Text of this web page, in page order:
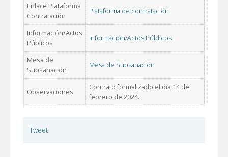
Enlace Plataforma
Contratación
Plataforma de contratación
Información/Actos
Públicos
Información/Actos Públicos
Mesa de
Subsanación
Mesa de Subsanación
Observaciones
Contrato formalizado el día 14 de
febrero de 2024.
Tweet